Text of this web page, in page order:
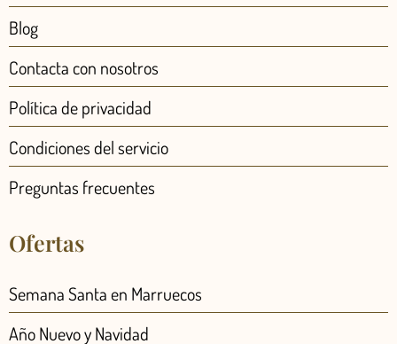
Blog
Contacta con nosotros
Política de privacidad
Condiciones del servicio
Preguntas frecuentes
Ofertas
Semana Santa en Marruecos
Año Nuevo y Navidad